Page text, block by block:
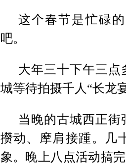
这个春节是忙碌
吧。
大年三十下午三
城等待拍摄千人“长龙
当晚的古城西正
攒动、摩肩接踵。几
象。晚上八点活动搞